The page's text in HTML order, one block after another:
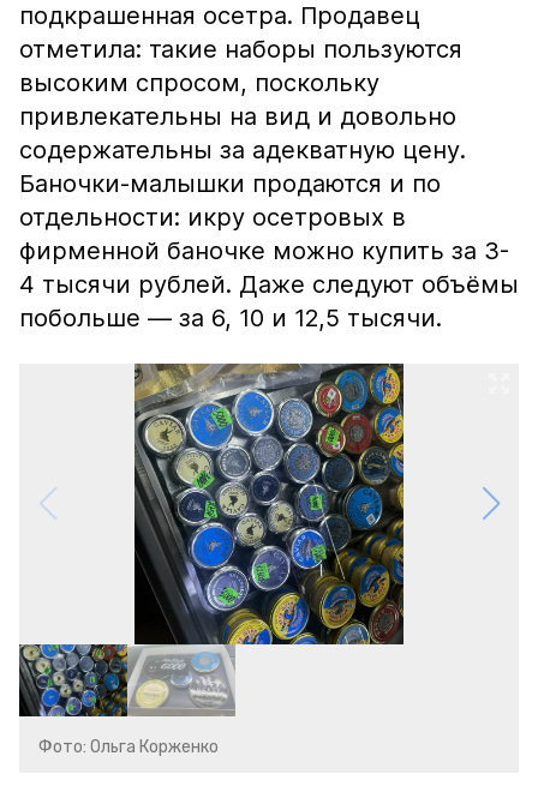
подкрашенная осетра. Продавец
отметила: такие наборы пользуются
высоким спросом, поскольку
привлекательны на вид и довольно
содержательны за адекватную цену.
Баночки-малышки продаются и по
отдельности: икру осетровых в
фирменной баночке можно купить за 3-
4 тысячи рублей. Даже следуют объёмы
побольше — за 6, 10 и 12,5 тысячи.
Фото: Ольга Корженко